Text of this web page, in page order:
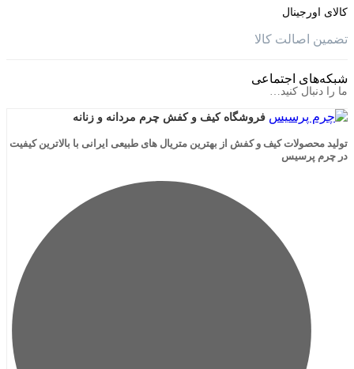
کالا
اجتماعی
کنید…
فروشگاه کیف و کفش چرم مردانه و زنانه
کیف و کفش از بهترین متریال های طبیعی ایرانی با بالاترین کیفیت